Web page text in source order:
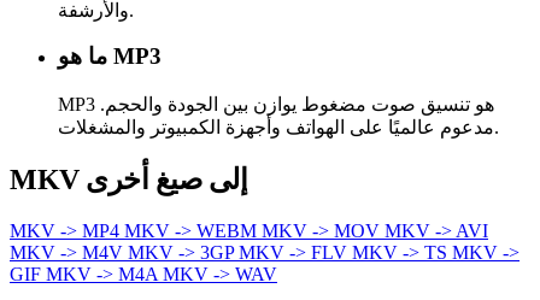
والأرشفة.
ما هو MP3
MP3 هو تنسيق صوت مضغوط يوازن بين الجودة والحجم.
مدعوم عالميًا على الهواتف وأجهزة الكمبيوتر والمشغلات.
MKV إلى صيغ أخرى
MKV -> MP4 MKV -> WEBM MKV -> MOV MKV -> AVI
MKV -> M4V MKV -> 3GPMKV -> FLV MKV -> TS MKV ->
GIF MKV -> M4A MKV -> WAV